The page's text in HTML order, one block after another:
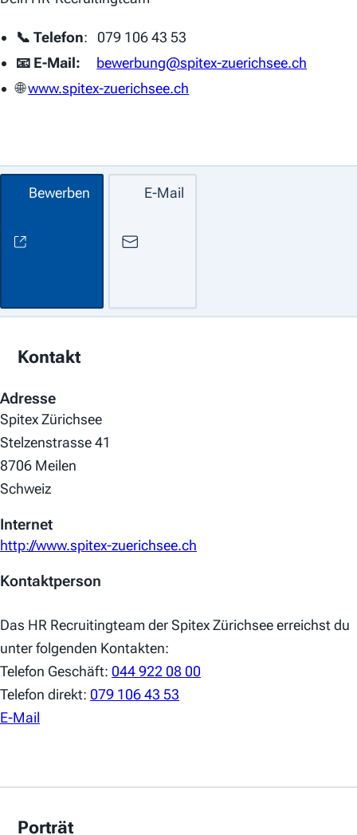
📞 Telefon: 079 106 43 53
📧 E-Mail:
bewerbung@spitex-zuerichsee.ch
🌐www.spitex-zuerichsee.ch
Bewerben E-Mail
Kontakt
Adresse
Spitex Zürichsee
Stelzenstrasse 41
8706 Meilen
Schweiz
Internet
http://www.spitex-zuerichsee.ch
Kontaktperson
Das HR Recruitingteam der Spitex Zürichsee erreichst du
unter folgenden Kontakten:
Telefon Geschäft: 044 922 08 00
Telefon direkt: 079 106 43 53
E-Mail
Porträt